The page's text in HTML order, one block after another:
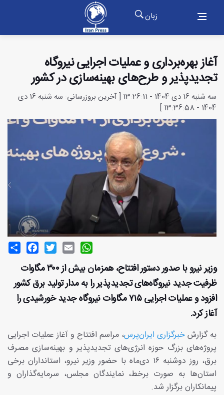
زبان
آغاز بهره‌برداری و عملیات اجرایی نیروگاه
تجدیدپذیر و طرح‌های بهینه‌سازی در کشور
سه شنبه 16 دی 1404 - 13:26:11 [ آخرین بروزرسانی: سه شنبه 16 دی
1404 - 13:36:58 ]
Share
FacebookTwitterEmail
WhatsApp
وزیر نیرو با صدور دستور افتتاح، همزمان بیش از ۳۰۰ مگاوات
ظرفیت جدید نیروگاه‌های تجدیدپذیر را به مدار تولید برق کشور
افزود و عملیات اجرایی ۷۱۵ مگاوات نیروگاه جدید خورشیدی را
آغاز کرد.
به گزارشخبرگزاری ایران‌پرس، مراسم افتتاح و آغاز عملیات اجرایی
پروژه‌های بزرگ حوزه انرژی‌های تجدیدپذیر و بهینه‌سازی مصرف
برق، روز دوشنبه ۱۶ دی‌ماه با حضور وزیر نیرو، استانداران برخی
استان‌ها به صورت برخط، نمایندگان مجلس، سرمایه‌گذاران و
پیمانکاران برگزار شد.